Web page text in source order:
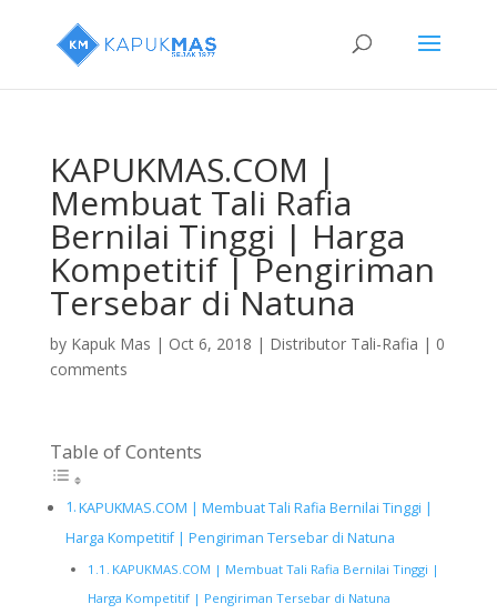
KAPUKMAS.COM |
Membuat Tali Rafia
Bernilai Tinggi | Harga
Kompetitif | Pengiriman
Tersebar di Natuna
by Kapuk Mas | Oct 6, 2018 | Distributor Tali-Rafia | 0
comments
Table of Contents
KAPUKMAS.COM | Membuat Tali Rafia Bernilai Tinggi |
Harga Kompetitif | Pengiriman Tersebar di Natuna
KAPUKMAS.COM | Membuat Tali Rafia Bernilai Tinggi |
Harga Kompetitif | Pengiriman Tersebar di Natuna